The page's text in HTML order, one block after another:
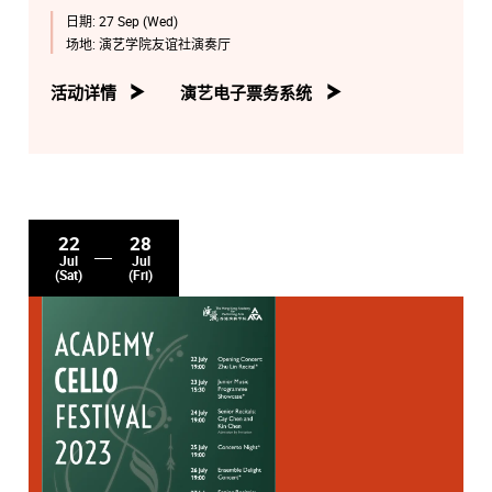
日期: 27 Sep (Wed)
场地: 演艺学院友谊社演奏厅
活动详情 演艺电子票务系统
22
Jul
(Sat)
28
Jul
(Fri)